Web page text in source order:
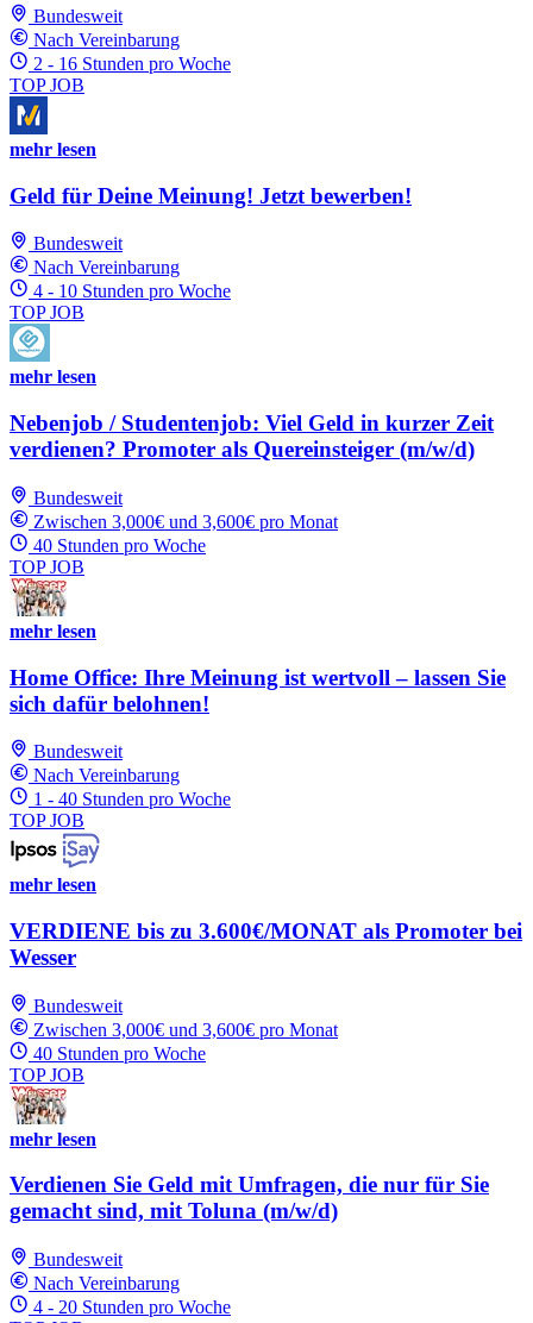
Bundesweit
Nach Vereinbarung
2 - 16 Stunden pro Woche
TOP JOB
mehr lesen
Geld für Deine Meinung! Jetzt bewerben!
Bundesweit
Nach Vereinbarung
4 - 10 Stunden pro Woche
TOP JOB
mehr lesen
Nebenjob / Studentenjob: Viel Geld in kurzer Zeit
verdienen? Promoter als Quereinsteiger (m/w/d)
Bundesweit
Zwischen 3,000€ und 3,600€ pro Monat
40 Stunden pro Woche
TOP JOB
mehr lesen
Home Office: Ihre Meinung ist wertvoll – lassen Sie
sich dafür belohnen!
Bundesweit
Nach Vereinbarung
1 - 40 Stunden pro Woche
TOP JOB
mehr lesen
VERDIENE bis zu 3.600€/MONAT als Promoter bei
Wesser
Bundesweit
Zwischen 3,000€ und 3,600€ pro Monat
40 Stunden pro Woche
TOP JOB
mehr lesen
Verdienen Sie Geld mit Umfragen, die nur für Sie
gemacht sind, mit Toluna (m/w/d)
Bundesweit
Nach Vereinbarung
4 - 20 Stunden pro Woche